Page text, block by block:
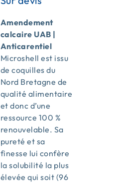
Amendement
calcaire UAB |
Anticarentiel
Microshell est issu
de coquilles du
Nord Bretagne de
qualité alimentaire
et donc d’une
ressource 100 %
renouvelable. Sa
pureté et sa
finesse lui confère
la solubilité la plus
élevée qui soit (96